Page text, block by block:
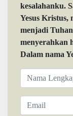
kesalahanku.
Yesus Kristus,
menjadi
menyerahkan
Dalam nama